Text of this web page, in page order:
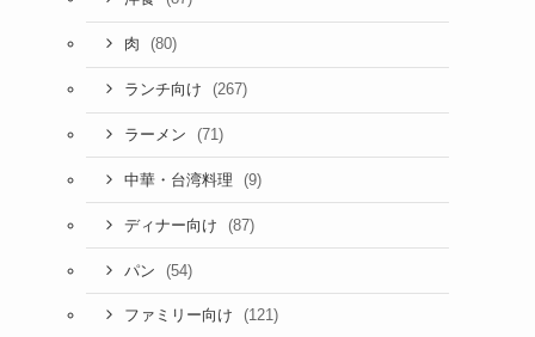
肉 (80)
ランチ向け (267)
ラーメン (71)
中華・台湾料理 (9)
ディナー向け (87)
パン (54)
ファミリー向け (121)